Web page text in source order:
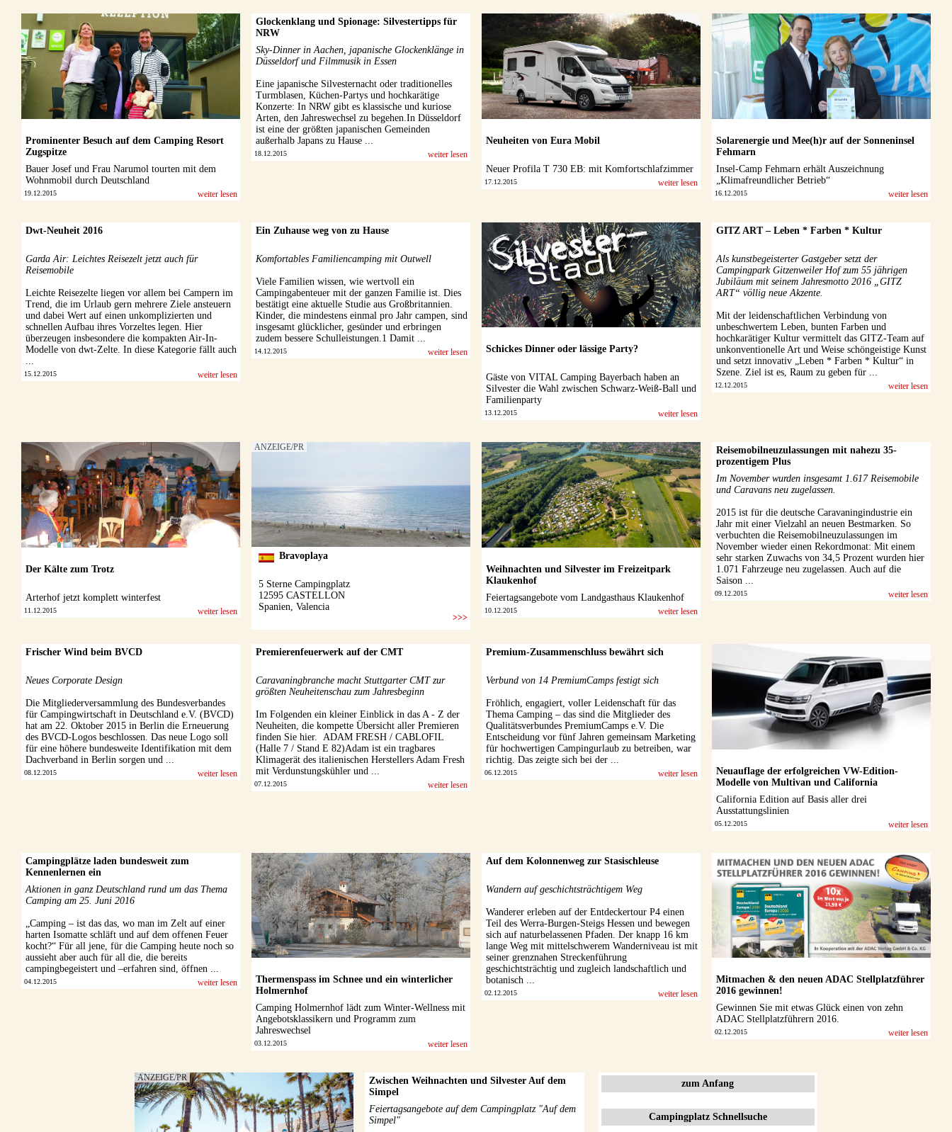
Prominenter Besuch auf dem Camping Resort
Zugspitze
Bauer Josef und Frau Narumol tourten mit dem
Wohnmobil durch Deutschland
19.12.2015 weiter lesen
Glockenklang und Spionage: Silvestertipps für
NRW
Sky-Dinner in Aachen, japanische Glockenklänge in
Düsseldorf und Filmmusik in Essen
Eine japanische Silvesternacht oder traditionelles
Turmblasen, Küchen-Partys und hochkarätige
Konzerte: In NRW gibt es klassische und kuriose
Arten, den Jahreswechsel zu begehen.In Düsseldorf
ist eine der größten japanischen Gemeinden
außerhalb Japans zu Hause ...
18.12.2015 weiter lesen
Neuheiten von Eura Mobil
Neuer Profila T 730 EB: mit Komfortschlafzimmer
17.12.2015 weiter lesen
Solarenergie und Mee(h)r auf der Sonneninsel
Fehmarn
Insel-Camp Fehmarn erhält Auszeichnung
„Klimafreundlicher Betrieb“
16.12.2015 weiter lesen
Dwt-Neuheit 2016
Garda Air: Leichtes Reisezelt jetzt auch für
Reisemobile
Leichte Reisezelte liegen vor allem bei Campern im
Trend, die im Urlaub gern mehrere Ziele ansteuern
und dabei Wert auf einen unkomplizierten und
schnellen Aufbau ihres Vorzeltes legen. Hier
überzeugen insbesondere die kompakten Air-In-
Modelle von dwt-Zelte. In diese Kategorie fällt auch
15.12.2015 weiter lesen
Ein Zuhause weg von zu Hause
Komfortables Familiencamping mit Outwell
Viele Familien wissen, wie wertvoll ein
Campingabenteuer mit der ganzen Familie ist. Dies
bestätigt eine aktuelle Studie aus Großbritannien.
Kinder, die mindestens einmal pro Jahr campen, sind
insgesamt glücklicher, gesünder und erbringen
zudem bessere Schulleistungen.1 Damit ...
14.12.2015 weiter lesen Schickes Dinner oder lässige Party?
Gäste von VITAL Camping Bayerbach haben an
Silvester die Wahl zwischen Schwarz-Weiß-Ball und
Familienparty
13.12.2015 weiter lesen
GITZ ART – Leben * Farben * Kultur
Als kunstbegeisterter Gastgeber setzt der
Campingpark Gitzenweiler Hof zum 55 jährigen
Jubiläum mit seinem Jahresmotto 2016 „GITZ
ART“ völlig neue Akzente.
Mit der leidenschaftlichen Verbindung von
unbeschwertem Leben, bunten Farben und
hochkarätiger Kultur vermittelt das GITZ-Team auf
unkonventionelle Art und Weise schöngeistige Kunst
und setzt innovativ „Leben * Farben * Kultur“ in
Szene. Ziel ist es, Raum zu geben für ...
12.12.2015 weiter lesen
Der Kälte zum Trotz
Arterhof jetzt komplett winterfest
11.12.2015 weiter lesen
Weihnachten und Silvester im Freizeitpark
Klaukenhof
Feiertagsangebote vom Landgasthaus Klaukenhof
10.12.2015 weiter lesen
Reisemobilneuzulassungen mit nahezu 35-
prozentigem Plus
Im November wurden insgesamt 1.617 Reisemobile
und Caravans neu zugelassen.
2015 ist für die deutsche Caravaningindustrie ein
Jahr mit einer Vielzahl an neuen Bestmarken. So
verbuchten die Reisemobilneuzulassungen im
November wieder einen Rekordmonat: Mit einem
sehr starken Zuwachs von 34,5 Prozent wurden hier
1.071 Fahrzeuge neu zugelassen. Auch auf die
Saison ...
09.12.2015 weiter lesen
Frischer Wind beim BVCD
Neues Corporate Design
Die Mitgliederversammlung des Bundesverbandes
für Campingwirtschaft in Deutschland e.V. (BVCD)
hat am 22. Oktober 2015 in Berlin die Erneuerung
des BVCD-Logos beschlossen. Das neue Logo soll
für eine höhere bundesweite Identifikation mit dem
Dachverband in Berlin sorgen und ...
08.12.2015 weiter lesen
Premierenfeuerwerk auf der CMT
Caravaningbranche macht Stuttgarter CMT zur
größten Neuheitenschau zum Jahresbeginn
Im Folgenden ein kleiner Einblick in das A - Z der
Neuheiten, die kompette Übersicht aller Premieren
finden Sie hier. ADAM FRESH / CABLOFIL
(Halle 7 / Stand E 82)Adam ist ein tragbares
Klimagerät des italienischen Herstellers Adam Fresh
mit Verdunstungskühler und ...
07.12.2015 weiter lesen
Premium-Zusammenschluss bewährt sich
Verbund von 14 PremiumCamps festigt sich
Fröhlich, engagiert, voller Leidenschaft für das
Thema Camping – das sind die Mitglieder des
Qualitätsverbundes PremiumCamps e.V. Die
Entscheidung vor fünf Jahren gemeinsam Marketing
für hochwertigen Campingurlaub zu betreiben, war
richtig. Das zeigte sich bei der ...
06.12.2015 weiter lesen
Neuauflage der erfolgreichen VW-Edition-
Modelle von Multivan und California
California Edition auf Basis aller drei
Ausstattungslinien
05.12.2015 weiter lesen
Campingplätze laden bundesweit zum
Kennenlernen ein
Aktionen in ganz Deutschland rund um das Thema
Camping am 25. Juni 2016
„Camping – ist das das, wo man im Zelt auf einer
harten Isomatte schläft und auf dem offenen Feuer
kocht?“ Für all jene, für die Camping heute noch so
aussieht aber auch für all die, die bereits
campingbegeistert und –erfahren sind, öffnen ...
04.12.2015 weiter lesen
Thermenspass im Schnee und ein winterlicher
Holmernhof
Camping Holmernhof lädt zum Winter-Wellness mit
Angebotsklassikern und Programm zum
Jahreswechsel
03.12.2015 weiter lesen
Auf dem Kolonnenweg zur Stasischleuse
Wandern auf geschichtsträchtigem Weg
Wanderer erleben auf der Entdeckertour P4 einen
Teil des Werra-Burgen-Steigs Hessen und bewegen
sich auf naturbelassenen Pfaden. Der knapp 16 km
lange Weg mit mittelschwerem Wanderniveau ist mit
seiner grenznahen Streckenführung
geschichtsträchtig und zugleich landschaftlich und
botanisch ...
02.12.2015 weiter lesen
Mitmachen & den neuen ADAC Stellplatzführer
2016 gewinnen!
Gewinnen Sie mit etwas Glück einen von zehn
ADAC Stellplatzführern 2016.
02.12.2015 weiter lesen
Zwischen Weihnachten und Silvester Auf dem
Simpel
Feiertagsangebote auf dem Campingplatz "Auf dem
Simpel"
zum Anfang
Campingplatz Schnellsuche